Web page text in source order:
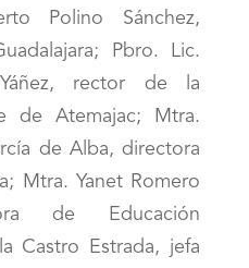
Polino Sánchez,
Pbro. Lic.
Yáñez, rector de la
de Atemajac; Mtra.
de Alba, directora
Mtra. Yanet Romero
de Educación
Castro Estrada, jefa